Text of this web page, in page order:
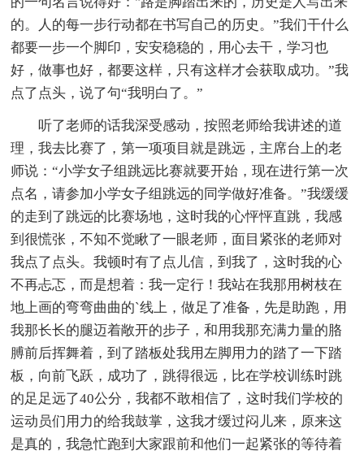
的。人的每一步行动都在书写自己的历史。”我们干什么
都要一步一个脚印，安安稳稳的，用心去干，学习也
好，做事也好，都要这样，只有这样才会获取成功。”我
点了点头，说了句“我明白了。”
听了老师的话我深受感动，按照老师给我讲述的道
理，我去比赛了，第一项项目就是跳远，主席台上的老
师说：“小学女子组跳远比赛就要开始，现在进行第一次
点名，请参加小学女子组跳远的同学做好准备。”我缓缓
的走到了跳远的比赛场地，这时我的心怦怦直跳，我感
到很慌张，不知不觉瞅了一眼老师，面目紧张的老师对
我点了点头。我顿时有了点儿信，到我了，这时我的心
不再忐忑，而是想着：我一定行！我站在我那用树枝在
地上画的弯弯曲曲的`线上，做足了准备，先是助跑，用
我那长长的腿迈着敞开的步子，和用我那充满力量的胳
膊前后挥舞着，到了踏板处我用左脚用力的踏了一下踏
板，向前飞跃，成功了，跳得很远，比在学校训练时跳
的足足远了40公分，我都不敢相信了，这时我们学校的
运动员们用力的给我鼓掌，这我才缓过闷儿来，原来这
是真的，我急忙跑到大家跟前和他们一起紧张的等待着